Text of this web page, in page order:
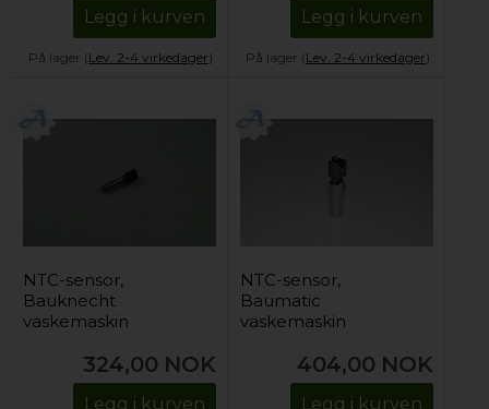
Legg i kurven
På lager (Lev. 2-4 virkedager).
Legg i kurven
På lager (Lev. 2-4 virkedager).
NTC-sensor,
Bauknecht
vaskemaskin
324,00 NOK
Legg i kurven
NTC-sensor,
Baumatic
vaskemaskin
404,00 NOK
Legg i kurven